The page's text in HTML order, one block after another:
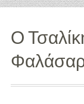
Εκπαίδευση
Ο